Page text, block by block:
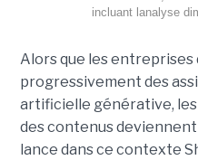
incluant lanalyse
Alors que les
progressivement des
artificielle générative,
des contenus
lance dans ce contexte